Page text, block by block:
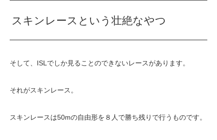
スキンレースという壮絶なやつ
そして、ISLでしか見ることのできないレースがあります。
それがスキンレース。
スキンレースは50mの自由形を８人で勝ち残りで行うものです。